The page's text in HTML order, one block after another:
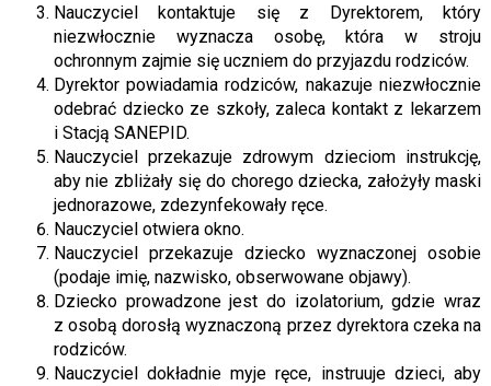
Nauczyciel kontaktuje się z Dyrektorem, który
niezwłocznie wyznacza osobę, która w stroju
ochronnym zajmie się uczniem do przyjazdu rodziców.
Dyrektor powiadamia rodziców, nakazuje niezwłocznie
odebrać dziecko ze szkoły, zaleca kontakt z lekarzem
i Stacją SANEPID.
Nauczyciel przekazuje zdrowym dzieciom instrukcję,
aby nie zbliżały się do chorego dziecka, założyły maski
jednorazowe, zdezynfekowały ręce.
Nauczyciel otwiera okno.
Nauczyciel przekazuje dziecko wyznaczonej osobie
(podaje imię, nazwisko, obserwowane objawy).
Dziecko prowadzone jest do izolatorium, gdzie wraz
z osobą dorosłą wyznaczoną przez dyrektora czeka na
rodziców.
Nauczyciel dokładnie myje ręce, instruuje dzieci, aby